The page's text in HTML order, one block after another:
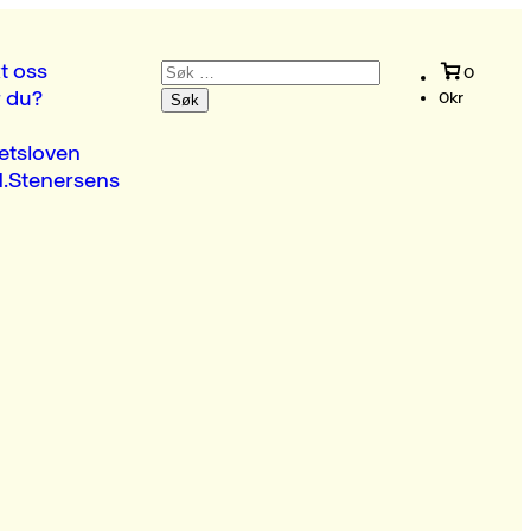
oss
du?
Søk
etter:
0
0kr